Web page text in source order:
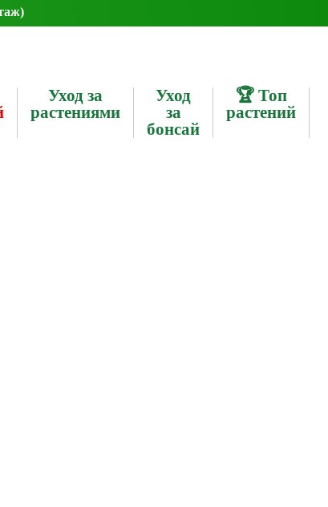
Уход за
растениями
Уход
за
бонсай
🏆 Топ
растений